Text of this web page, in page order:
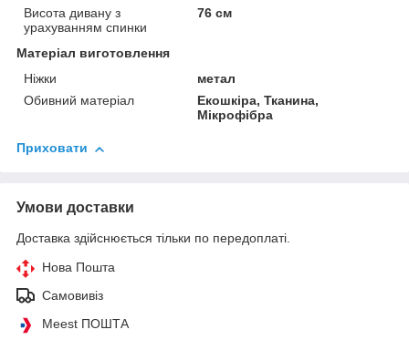
Висота дивану з
урахуванням спинки
76 см
Матеріал виготовлення
Ніжки
метал
Обивний матеріал
Екошкіра, Тканина,
Мікрофібра
Приховати
Умови доставки
Доставка здійснюється тільки по передоплаті.
Нова Пошта
Самовивіз
Meest ПОШТА